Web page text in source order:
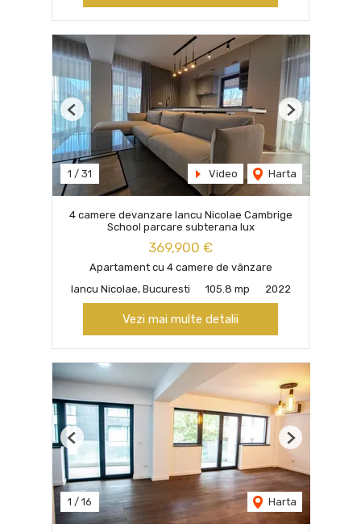
1 / 31 Video Harta
Previous Next
4 camere devanzare Iancu Nicolae Cambrige
School parcare subterana lux
369,900 €
Apartament cu 4 camere de vânzare
Iancu Nicolae, Bucuresti
105.8 mp 2022
Vezi mai multe detalii
1 / 16 Harta
Previous Next